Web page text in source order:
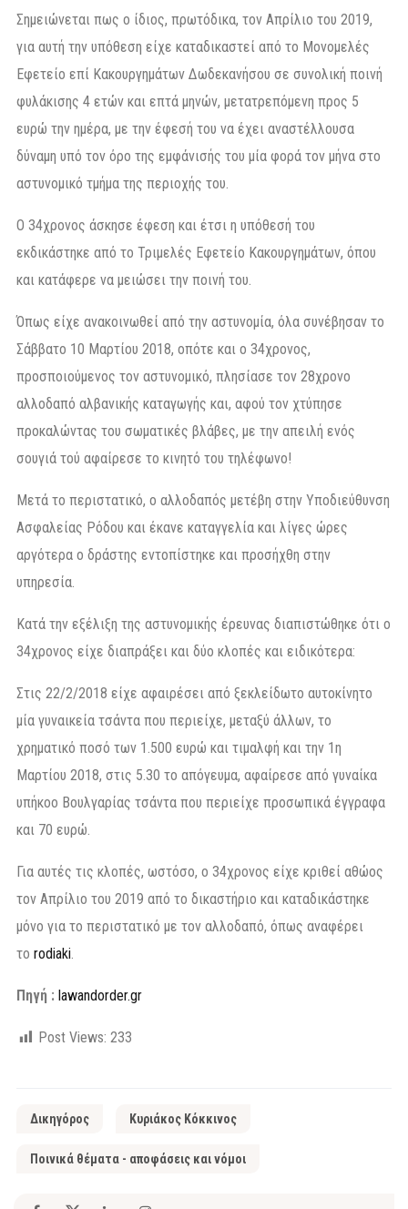
Σημειώνεται πως ο ίδιος, πρωτόδικα, τον Απρίλιο του 2019,
για αυτή την υπόθεση είχε καταδικαστεί από το Μονομελές
Εφετείο επί Κακουργημάτων Δωδεκανήσου σε συνολική ποινή
φυλάκισης 4 ετών και επτά μηνών, μετατρεπόμενη προς 5
ευρώ την ημέρα, με την έφεσή του να έχει αναστέλλουσα
δύναμη υπό τον όρο της εμφάνισής του μία φορά τον μήνα στο
αστυνομικό τμήμα της περιοχής του.
Ο 34χρονος άσκησε έφεση και έτσι η υπόθεσή του
εκδικάστηκε από το Τριμελές Εφετείο Κακουργημάτων, όπου
και κατάφερε να μειώσει την ποινή του.
Όπως είχε ανακοινωθεί από την αστυνομία, όλα συνέβησαν το
Σάββατο 10 Μαρτίου 2018, οπότε και ο 34χρονος,
προσποιούμενος τον αστυνομικό, πλησίασε τον 28χρονο
αλλοδαπό αλβανικής καταγωγής και, αφού τον χτύπησε
προκαλώντας του σωματικές βλάβες, με την απειλή ενός
σουγιά τού αφαίρεσε το κινητό του τηλέφωνο!
Μετά το περιστατικό, ο αλλοδαπός μετέβη στην Υποδιεύθυνση
Ασφαλείας Ρόδου και έκανε καταγγελία και λίγες ώρες
αργότερα ο δράστης εντοπίστηκε και προσήχθη στην
υπηρεσία.
Κατά την εξέλιξη της αστυνομικής έρευνας διαπιστώθηκε ότι ο
34χρονος είχε διαπράξει και δύο κλοπές και ειδικότερα:
Στις 22/2/2018 είχε αφαιρέσει από ξεκλείδωτο αυτοκίνητο
μία γυναικεία τσάντα που περιείχε, μεταξύ άλλων, το
χρηματικό ποσό των 1.500 ευρώ και τιμαλφή και την 1η
Μαρτίου 2018, στις 5.30 το απόγευμα, αφαίρεσε από γυναίκα
υπήκοο Βουλγαρίας τσάντα που περιείχε προσωπικά έγγραφα
και 70 ευρώ.
Για αυτές τις κλοπές, ωστόσο, ο 34χρονος είχε κριθεί αθώος
τον Απρίλιο του 2019 από το δικαστήριο και καταδικάστηκε
μόνο για το περιστατικό με τον αλλοδαπό, όπως αναφέρει
το rodiaki.
Πηγή : lawandorder.gr
Post Views: 233
Δικηγόρος Κυριάκος Κόκκινος
Ποινικά θέματα - αποφάσεις και νόμοι